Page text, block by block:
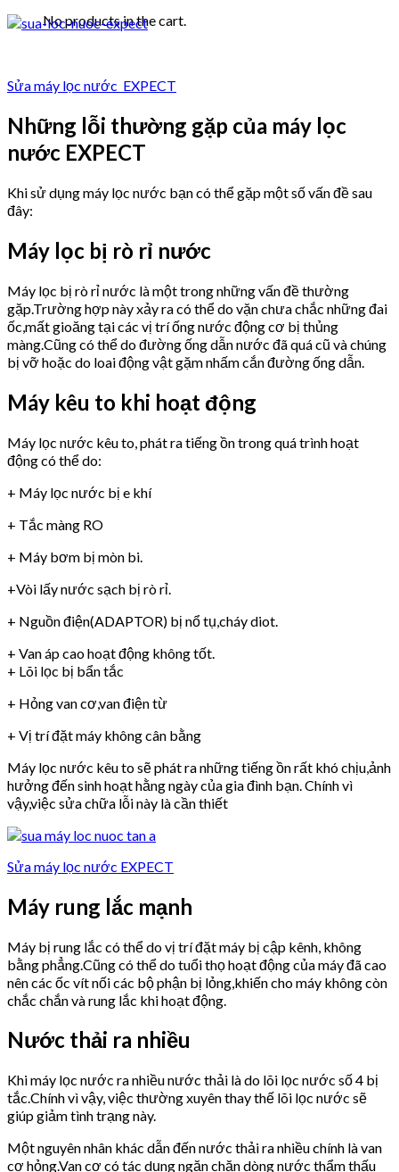
No products in the cart.
Sửa máy lọc nước EXPECT
Những lỗi thường gặp của máy lọc
nước EXPECT
Khi sử dụng máy lọc nước bạn có thể gặp một số vấn đề sau
đây:
Máy lọc bị rò rỉ nước
Máy lọc bị rò rỉ nước là một trong những vấn đề thường
gặp.Trường hợp này xảy ra có thể do vặn chưa chắc những đai
ốc,mất gioăng tại các vị trí ống nước động cơ bị thủng
màng.Cũng có thể do đường ống dẫn nước đã quá cũ và chúng
bị vỡ hoặc do loai động vật gặm nhấm cắn đường ống dẫn.
Máy kêu to khi hoạt động
Máy lọc nước kêu to, phát ra tiếng ồn trong quá trình hoạt
động có thể do:
+ Máy lọc nước bị e khí
+ Tắc màng RO
+ Máy bơm bị mòn bi.
+Vòi lấy nước sạch bị rò rỉ.
+ Nguồn điện(ADAPTOR) bị nổ tụ,cháy diot.
+ Van áp cao hoạt động không tốt.
+ Lõi lọc bị bẩn tắc
+ Hỏng van cơ,van điện từ
+ Vị trí đặt máy không cân bằng
Máy lọc nước kêu to sẽ phát ra những tiếng ồn rất khó chịu,ảnh
hưởng đến sinh hoạt hằng ngày của gia đình bạn. Chính vì
vậy,việc sửa chữa lỗi này là cần thiết
Sửa máy lọc nước EXPECT
Máy rung lắc mạnh
Máy bị rung lắc có thể do vị trí đặt máy bị cập kênh, không
bằng phẳng.Cũng có thể do tuổi thọ hoạt động của máy đã cao
nên các ốc vít nối các bộ phận bị lỏng,khiến cho máy không còn
chắc chắn và rung lắc khi hoạt động.
Nước thải ra nhiều
Khi máy lọc nước ra nhiều nước thải là do lõi lọc nước số 4 bị
tắc.Chính vì vậy, việc thường xuyên thay thế lõi lọc nước sẽ
giúp giảm tình trạng này.
Một nguyên nhân khác dẫn đến nước thải ra nhiều chính là van
cơ hỏng.Van cơ có tác dụng ngăn chặn dòng nước thẩm thấu